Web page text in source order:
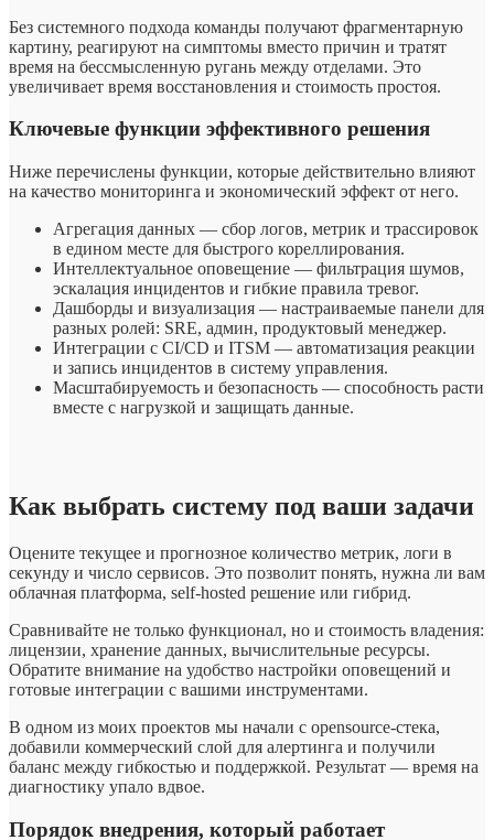
Без системного подхода команды получают фрагментарную
картину, реагируют на симптомы вместо причин и тратят
время на бессмысленную ругань между отделами. Это
увеличивает время восстановления и стоимость простоя.
Ключевые функции эффективного решения
Ниже перечислены функции, которые действительно влияют
на качество мониторинга и экономический эффект от него.
Агрегация данных — сбор логов, метрик и трассировок
в едином месте для быстрого кореллирования.
Интеллектуальное оповещение — фильтрация шумов,
эскалация инцидентов и гибкие правила тревог.
Дашборды и визуализация — настраиваемые панели для
разных ролей: SRE, админ, продуктовый менеджер.
Интеграции с CI/CD и ITSM — автоматизация реакции
и запись инцидентов в систему управления.
Масштабируемость и безопасность — способность расти
вместе с нагрузкой и защищать данные.
Как выбрать систему под ваши задачи
Оцените текущее и прогнозное количество метрик, логи в
секунду и число сервисов. Это позволит понять, нужна ли вам
облачная платформа, self-hosted решение или гибрид.
Сравнивайте не только функционал, но и стоимость владения:
лицензии, хранение данных, вычислительные ресурсы.
Обратите внимание на удобство настройки оповещений и
готовые интеграции с вашими инструментами.
В одном из моих проектов мы начали с opensource-стека,
добавили коммерческий слой для алертинга и получили
баланс между гибкостью и поддержкой. Результат — время на
диагностику упало вдвое.
Порядок внедрения, который работает